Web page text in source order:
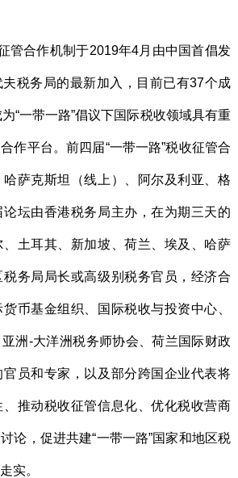
合作机制于2019年4月由中国首倡发
税务局的最新加入，目前已有37个成
“一带一路”倡议下国际税收领域具有重
作平台。前四届“一带一路”税收征管合
萨克斯坦（线上）、阿尔及利亚、格
坛由香港税务局主办，在为期三天的
土耳其、新加坡、荷兰、埃及、哈萨
务局局长或高级别税务官员，经济合
币基金组织、国际税收与投资中心、
洲-大洋洲税务师协会、荷兰国际财政
员和专家，以及部分跨国企业代表将
、推动税收征管信息化、优化税收营商
论，促进共建“一带一路”国家和地区税
实。